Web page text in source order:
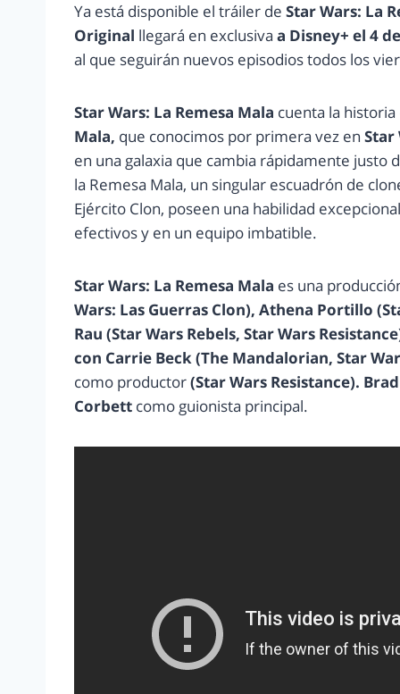
Ya está disponible el tráiler de Star Wars: La
Original llegará en exclusiva a Disney+ el 4
al que seguirán nuevos episodios todos los
Star Wars: La Remesa Mala cuenta la
Mala, que conocimos por primera vez en Star
en una galaxia que cambia rápidamente justo
la Remesa Mala, un singular escuadrón de
Ejército Clon, poseen una habilidad
efectivos y en un equipo imbatible.
Star Wars: La Remesa Mala es una
Wars: Las Guerras Clon), Athena Portillo
Rau (Star Wars Rebels, Star Wars
con Carrie Beck (The Mandalorian, Star
como productor(Star Wars Resistance).
Corbett como guionista principal.